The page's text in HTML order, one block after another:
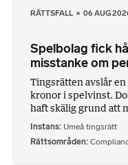
RÄTTSFALL 06 AUG
Spelbolag fick
misstanke om
Tingsrätten avslår
kronor i spelvinst.
haft skälig grund att
Instans Umeå tingsrätt
Rättsområden